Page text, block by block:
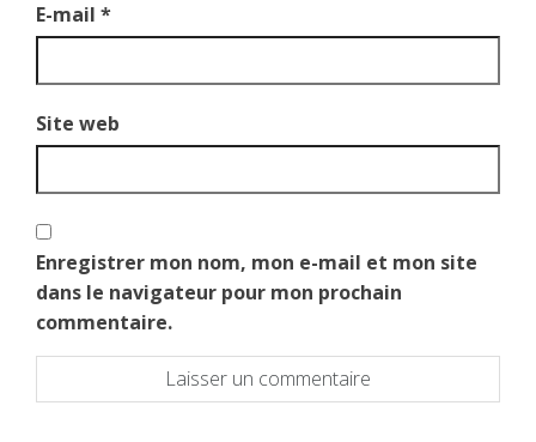
E-mail *
Site web
Enregistrer mon nom, mon e-mail et mon site
dans le navigateur pour mon prochain
commentaire.